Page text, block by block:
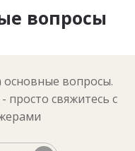
вопросы
основные вопросы.
просто свяжитесь с